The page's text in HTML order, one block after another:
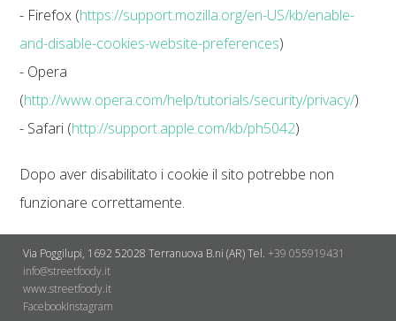
- Firefox (https://support.mozilla.org/en-US/kb/enable-
and-disable-cookies-website-preferences)
- Opera
(http://www.opera.com/help/tutorials/security/privacy/)
- Safari (http://support.apple.com/kb/ph5042)
Dopo aver disabilitato i cookie il sito potrebbe non
funzionare correttamente.
Via Poggilupi, 1692 52028 Terranuova B.ni (AR)Tel. +39 055919431
info@streetfoody.it
www.streetfoody.it
Facebook​Instagram